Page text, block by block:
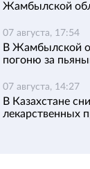
Жамбылской
07 августа, 17:54
В Жамбылской
погоню за
07 августа, 14:27
В Казахстане
лекарственных